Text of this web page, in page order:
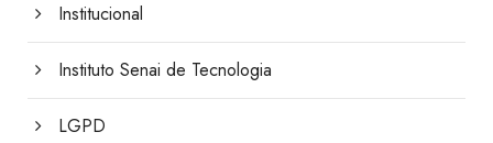
Institucional
Instituto Senai de Tecnologia
LGPD